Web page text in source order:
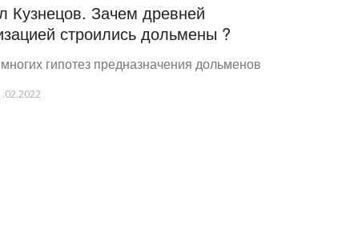
Кузнецов. Зачем древней
строились дольмены ?
гипотез предназначения дольменов